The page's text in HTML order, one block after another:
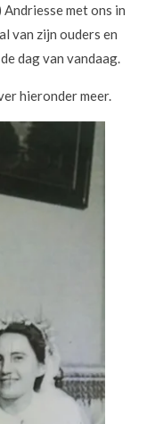
met ons in
van zijn ouders en
dag van vandaag.
hieronder meer.